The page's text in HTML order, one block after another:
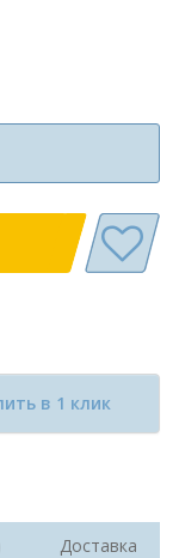
в 1 клик
Доставка